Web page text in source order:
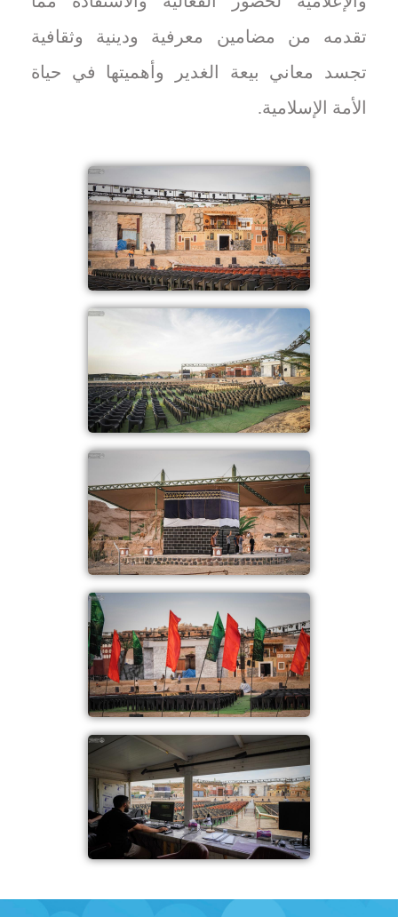
تقدمه من مضامين معرفية ودينية وثقافية
تجسد معاني بيعة الغدير وأهميتها في حياة
الأمة الإسلامية.